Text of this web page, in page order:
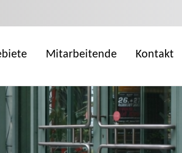
Mitarbeitende Kontakt